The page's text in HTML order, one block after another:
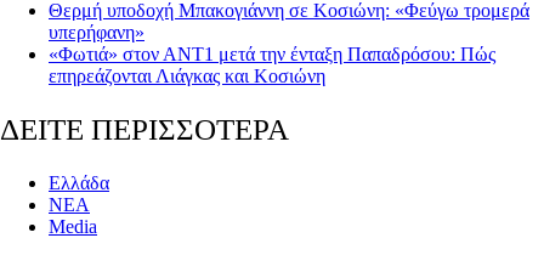
Θερμή υποδοχή Μπακογιάννη σε Κοσιώνη: «Φεύγω τρομερά
υπερήφανη»
«Φωτιά» στον ΑΝΤ1 μετά την ένταξη Παπαδρόσου: Πώς
επηρεάζονται Λιάγκας και Κοσιώνη
ΔΕΙΤΕ ΠΕΡΙΣΣΟΤΕΡΑ
Ελλάδα
ΝΕΑ
Media